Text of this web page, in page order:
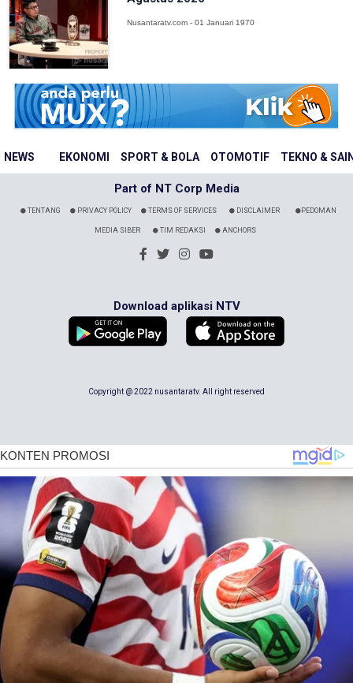
NEWS EKONOMI SPORT & BOLA OTOMOTIF TEKNO &
Nusantaratv.com - 01 Januari 1970
Part of NT Corp Media
TENTANG PRIVACY POLICY TERMS OF SERVICES DISCLAIMER PEDOMAN
MEDIA SIBER TIM REDAKSI ANCHORS
Download aplikasi NTV
Copyright @ 2022 nusantaratv. All right reserved